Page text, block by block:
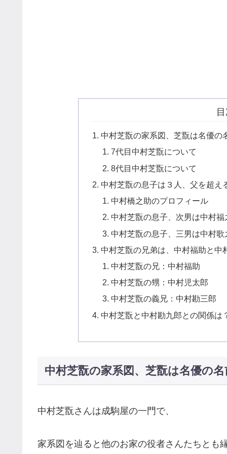
中村芝翫の家系図、芝翫は名優の
7代目中村芝翫について
8代目中村芝翫について
中村芝翫の息子は３人、父を超え
中村橋之助のプロフィール
中村芝翫の息子、次男は中村福
中村芝翫の息子、三男は中村歌
中村芝翫の兄弟は、中村福助と中
中村芝翫の兄：中村福助
中村芝翫の甥：中村児太郎
中村芝翫の義兄：中村勘三郎
中村芝翫と中村勘九郎との関係は
中村芝翫の家系図、芝翫は名優の名
中村芝翫さんは成駒屋の一門で、
家系図を辿ると他のお家の役者さんたちとも